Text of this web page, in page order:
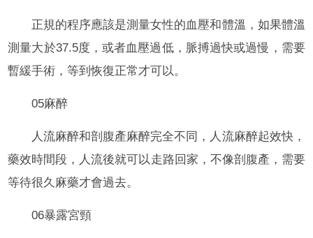
正規的程序應該是測量女性的血壓和體溫，如果體溫
測量大於37.5度，或者血壓過低，脈搏過快或過慢，需要
暫緩手術，等到恢復正常才可以。
05麻醉
人流麻醉和剖腹產麻醉完全不同，人流麻醉起效快，
藥效時間段，人流後就可以走路回家，不像剖腹產，需要
等待很久麻藥才會過去。
06暴露宮頸